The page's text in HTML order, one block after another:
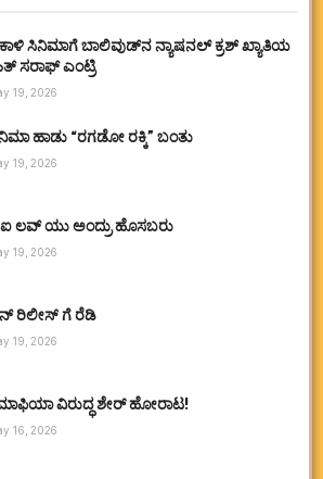
ಸಿನಿಮಾಗೆ ಬಾಲಿವುಡ್‌ನ ನ್ಯಾಷನಲ್ ಕ್ರಶ್ ಖ್ಯಾತಿಯ
ಸರಾಫ್ ಎಂಟ್ರಿ
19, 2026
ಹಾಡು “ರಗಡೋ ರಕ್ಕಿ” ಬಂತು
19, 2026
ಐ ಲವ್ ಯು ಅಂದ್ರು ಹೊಸಬರು
19, 2026
ರಿಲೀಸ್ ಗೆ ರೆಡಿ
19, 2026
ವಿರುದ್ಧ ಶೇರ್ ಹೋರಾಟ!
16, 2026